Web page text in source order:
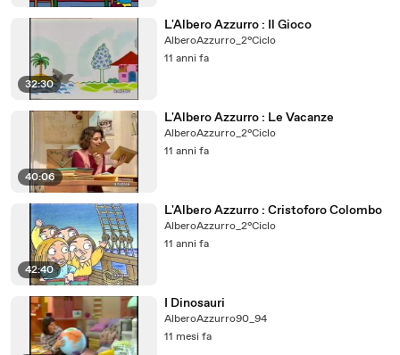
32:30
L'Albero Azzurro : Il Gioco
AlberoAzzurro_2°Ciclo
11 anni fa
40:06
L'Albero Azzurro : Le Vacanze
AlberoAzzurro_2°Ciclo
11 anni fa
42:40
L'Albero Azzurro : Cristoforo Colombo
AlberoAzzurro_2°Ciclo
11 anni fa
I Dinosauri
AlberoAzzurro90_94
11 mesi fa